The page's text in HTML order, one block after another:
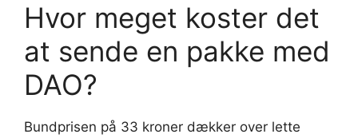
Hvor meget koster det
at sende en pakke med
DAO?
Bundprisen på 33 kroner dækker over lette